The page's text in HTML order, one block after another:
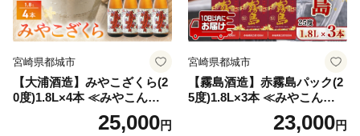
宮崎県都城市
【大浦酒造】みやこざくら(2
0度)1.8L×4本 ≪みやこんじょ
特急便≫_AD-077125,000円
宮崎県都城市
【霧島酒造】赤霧島パック(2
5度)1.8L×3本 ≪みやこんじょ
特急便≫_23-07-K03P-1800-3
23,000円